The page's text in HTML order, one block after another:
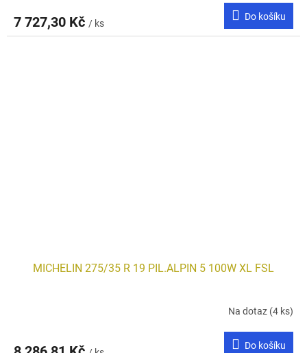
7 727,30 Kč / ks
Do košíku
MICHELIN 275/35 R 19 PIL.ALPIN 5 100W XL FSL
Na dotaz (4 ks)
Do košíku